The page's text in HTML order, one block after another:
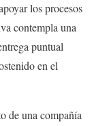
los procesos
contempla una
puntual
en el
de una compañía